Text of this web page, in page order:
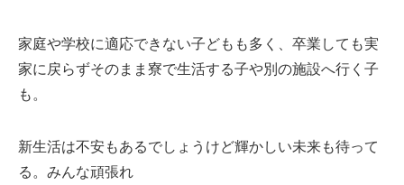
家庭や学校に適応できない子どもも多く、卒業しても実
家に戻らずそのまま寮で生活する子や別の施設へ行く子
も。
新生活は不安もあるでしょうけど輝かしい未来も待って
る。みんな頑張れ